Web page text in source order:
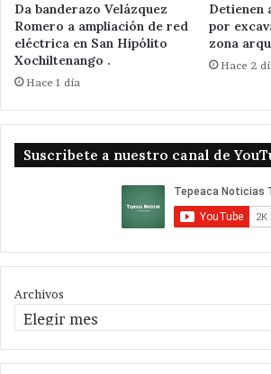
Da banderazo Velázquez
Romero a ampliación de red
eléctrica en San Hipólito
Xochiltenango .
Hace 1 día
Detienen
por
zona
Hace 2
Suscribete a nuestro canal de
Archivos